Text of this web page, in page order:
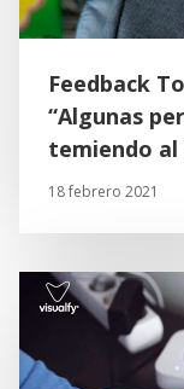
Feedback
“Algunas
temiendo
18 febrero 2021